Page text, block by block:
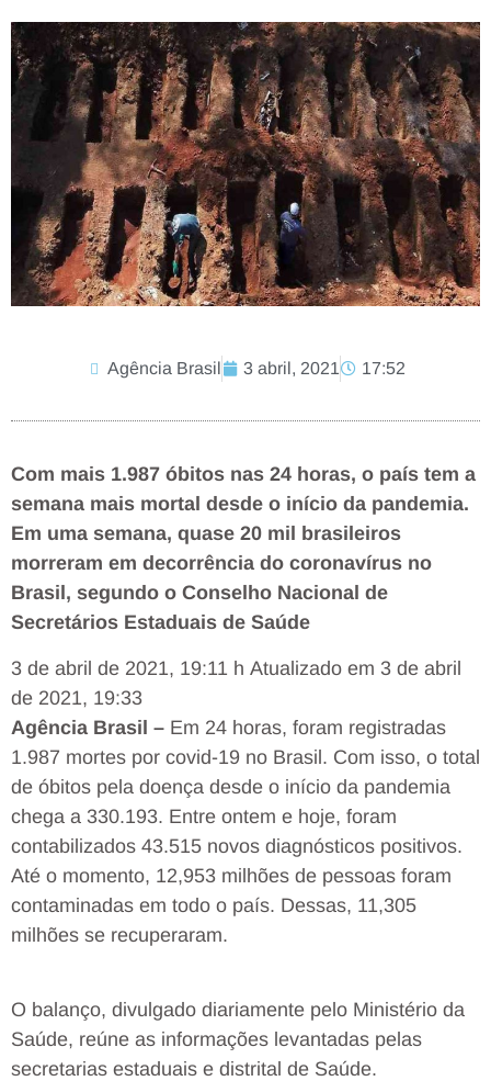
Agência Brasil 3 abril, 2021 17:52
Com mais 1.987 óbitos nas 24 horas, o país tem a
semana mais mortal desde o início da pandemia.
Em uma semana, quase 20 mil brasileiros
morreram em decorrência do coronavírus no
Brasil, segundo o Conselho Nacional de
Secretários Estaduais de Saúde
3 de abril de 2021, 19:11 h Atualizado em 3 de abril
de 2021, 19:33
Agência Brasil – Em 24 horas, foram registradas
1.987 mortes por covid-19 no Brasil. Com isso, o total
de óbitos pela doença desde o início da pandemia
chega a 330.193. Entre ontem e hoje, foram
contabilizados 43.515 novos diagnósticos positivos.
Até o momento, 12,953 milhões de pessoas foram
contaminadas em todo o país. Dessas, 11,305
milhões se recuperaram.
O balanço, divulgado diariamente pelo Ministério da
Saúde, reúne as informações levantadas pelas
secretarias estaduais e distrital de Saúde.